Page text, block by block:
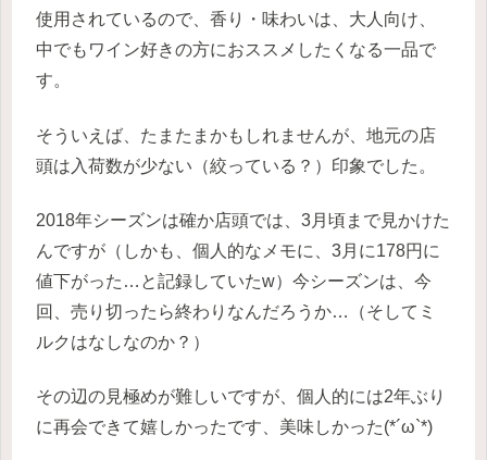
使用されているので、香り・味わいは、大人向け、
中でもワイン好きの方におススメしたくなる一品で
す。
そういえば、たまたまかもしれませんが、地元の店
頭は入荷数が少ない（絞っている？）印象でした。
2018年シーズンは確か店頭では、3月頃まで見かけた
んですが（しかも、個人的なメモに、3月に178円に
値下がった…と記録していたw）今シーズンは、今
回、売り切ったら終わりなんだろうか…（そしてミ
ルクはなしなのか？）
その辺の見極めが難しいですが、個人的には2年ぶり
に再会できて嬉しかったです、美味しかった(*´ω`*)